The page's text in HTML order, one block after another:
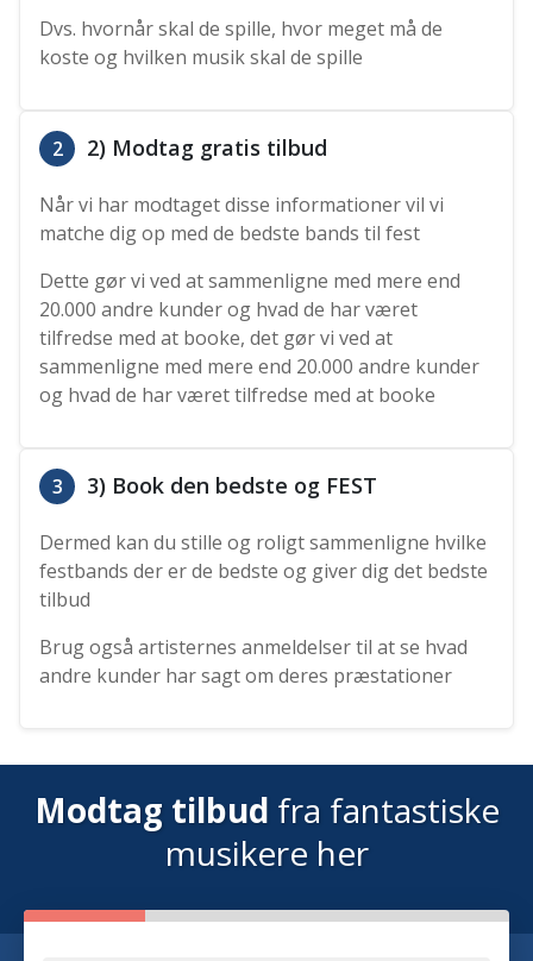
Dvs. hvornår skal de spille, hvor meget må de
koste og hvilken musik skal de spille
2 2) Modtag gratis tilbud
Når vi har modtaget disse informationer vil vi
matche dig op med de bedste bands til fest
Dette gør vi ved at sammenligne med mere end
20.000 andre kunder og hvad de har været
tilfredse med at booke, det gør vi ved at
sammenligne med mere end 20.000 andre kunder
og hvad de har været tilfredse med at booke
3 3) Book den bedste og FEST
Dermed kan du stille og roligt sammenligne hvilke
festbands der er de bedste og giver dig det bedste
tilbud
Brug også artisternes anmeldelser til at se hvad
andre kunder har sagt om deres præstationer
Modtag tilbud fra fantastiske
musikere her